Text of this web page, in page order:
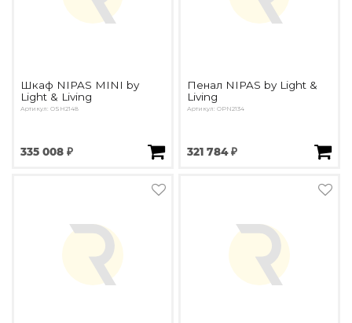
Шкаф NIPAS MINI by
Light & Living
Артикул: ОSH2148
335 008 ₽
Пенал NIPAS by Light &
Living
Артикул: OPN2134
321 784 ₽